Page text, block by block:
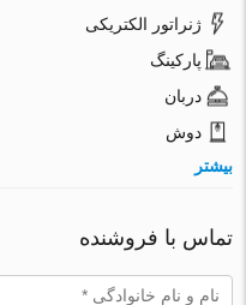
ژنراتور الکتریکی
پارکینگ
دربان
دوش
بیشتر
تماس با فروشنده